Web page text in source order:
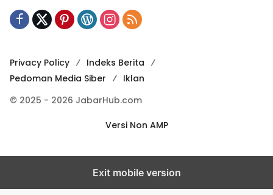
Privacy Policy
Indeks Berita
Pedoman Media Siber
Iklan
© 2025 - 2026 JabarHub.com
Versi Non AMP
Exit mobile version